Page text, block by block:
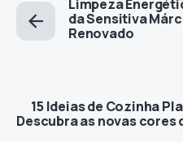
Limpeza
da Sensitiva
Renovado
15 Ideias de Cozinha
Descubra as novas cores